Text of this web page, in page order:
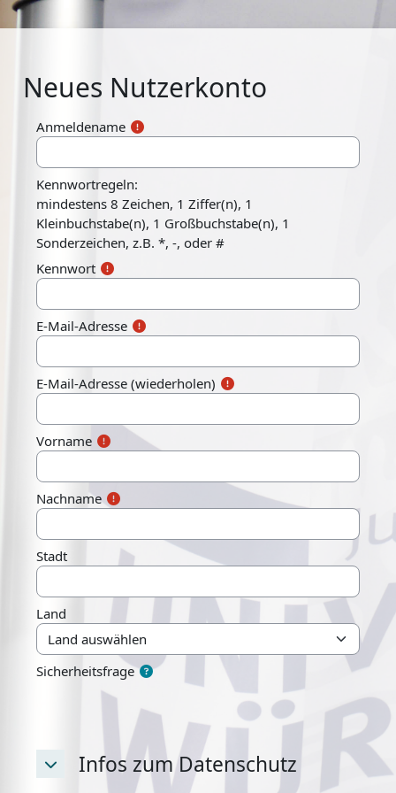
Zum Hauptinhalt
Neues Nutzerkonto
Anmeldename
Kennwortregeln:
mindestens 8 Zeichen, 1 Ziffer(n), 1
Kleinbuchstabe(n), 1 Großbuchstabe(n), 1
Sonderzeichen, z.B. *, -, oder #
Kennwort
E-Mail-Adresse
E-Mail-Adresse (wiederholen)
Vorname
Nachname
Stadt
Land
Sicherheitsfrage
Infos zum Datenschutz
Infos zum Datenschutz
Infos zum Datenschutz